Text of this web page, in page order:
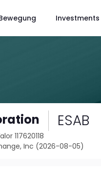
Investments
ESAB
117620118
Inc (2026-08-05)